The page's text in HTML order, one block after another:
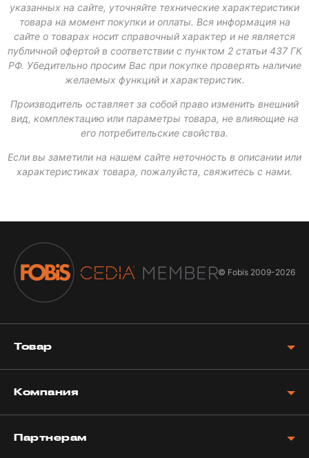
указанных на сайте, уточняйте технические характеристики
товара на момент покупки и оплаты. Вся информация на
сайте о товарах носит справочный характер и не является
публичной офертой в соответствии с пунктом 2 статьи 437 ГК
РФ. Убедительно просим Вас при покупке проверять наличие
желаемых функций и характеристик.
Производитель оставляет за собой право изменить внешний
вид, комплектацию или параметры товара, не влияющие на
его потребительские свойства.
Если вы заметили на нашем сайте неточность в описании или
характеристиках товара, пожалуйста, свяжитесь с нами.
© Fobis 2009-2026
Товар
Компания
Партнерам